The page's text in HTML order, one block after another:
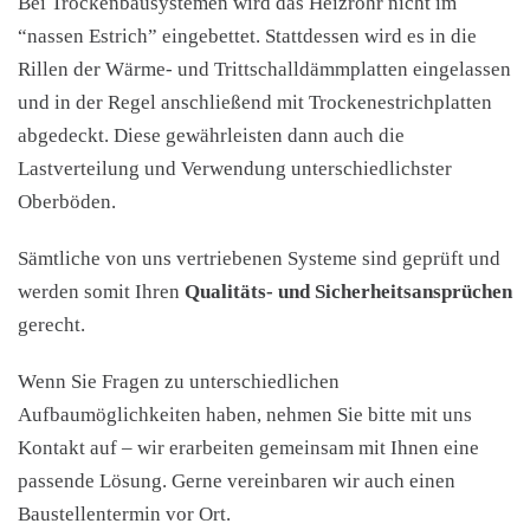
“nassen Estrich” eingebettet. Stattdessen wird es in die
Rillen der Wärme- und Trittschalldämmplatten eingelassen
und in der Regel anschließend mit Trockenestrichplatten
abgedeckt. Diese gewährleisten dann auch die
Lastverteilung und Verwendung unterschiedlichster
Oberböden.
Sämtliche von uns vertriebenen Systeme sind geprüft und
werden somit Ihren Qualitäts- und Sicherheitsansprüchen
gerecht.
Wenn Sie Fragen zu unterschiedlichen
Aufbaumöglichkeiten haben, nehmen Sie bitte mit uns
Kontakt auf – wir erarbeiten gemeinsam mit Ihnen eine
passende Lösung. Gerne vereinbaren wir auch einen
Baustellentermin vor Ort.